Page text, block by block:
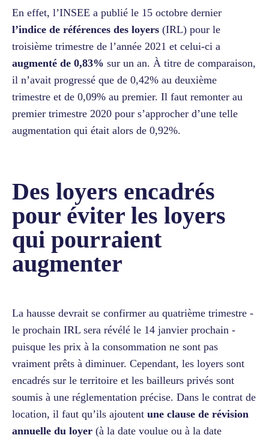
En effet, l’INSEE a publié le 15 octobre dernier
l’indice de références des loyers (IRL) pour le
troisième trimestre de l’année 2021 et celui-ci a
augmenté de 0,83% sur un an. À titre de comparaison,
il n’avait progressé que de 0,42% au deuxième
trimestre et de 0,09% au premier. Il faut remonter au
premier trimestre 2020 pour s’approcher d’une telle
augmentation qui était alors de 0,92%.
Des loyers encadrés
pour éviter les loyers
qui pourraient
augmenter
La hausse devrait se confirmer au quatrième trimestre -
le prochain IRL sera révélé le 14 janvier prochain -
puisque les prix à la consommation ne sont pas
vraiment prêts à diminuer. Cependant, les loyers sont
encadrés sur le territoire et les bailleurs privés sont
soumis à une réglementation précise. Dans le contrat de
location, il faut qu’ils ajoutent une clause de révision
annuelle du loyer (à la date voulue ou à la date